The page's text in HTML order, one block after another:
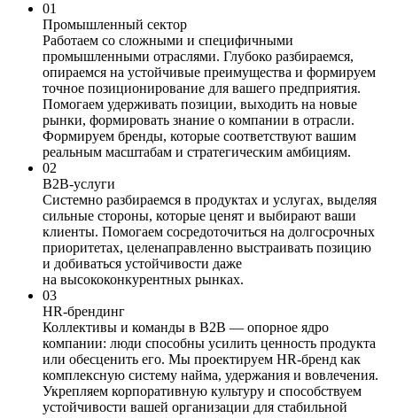
01
Промышленный сектор
Работаем со сложными и специфичными
промышленными отраслями. Глубоко разбираемся,
опираемся на устойчивые преимущества и формируем
точное позиционирование для вашего предприятия.
Помогаем удерживать позиции, выходить на новые
рынки, формировать знание о компании в отрасли.
Формируем бренды, которые соответствуют вашим
реальным масштабам и стратегическим амбициям.
02
B2B-услуги
Системно разбираемся в продуктах и услугах, выделяя
сильные стороны, которые ценят и выбирают ваши
клиенты. Помогаем сосредоточиться на долгосрочных
приоритетах, целенаправленно выстраивать позицию
и добиваться устойчивости даже
на высококонкурентных рынках.
03
HR-брендинг
Коллективы и команды в В2В — опорное ядро
компании: люди способны усилить ценность продукта
или обесценить его. Мы проектируем HR-бренд как
комплексную систему найма, удержания и вовлечения.
Укрепляем корпоративную культуру и способствуем
устойчивости вашей организации для стабильной